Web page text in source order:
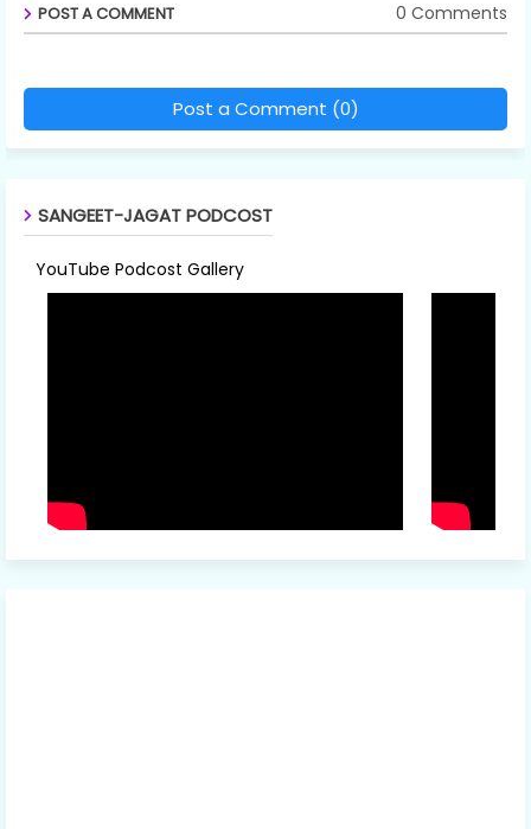
POST A COMMENT 0 Comments
Post a Comment (0)
SANGEET-JAGAT PODCOST
YouTube Podcost Gallery